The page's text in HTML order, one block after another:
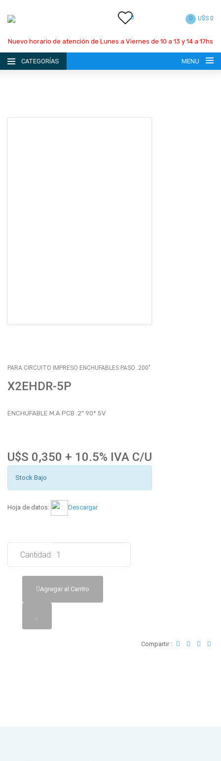
0 0 U$S 0
Nuevo horario de atención de Lunes a Viernes de 10 a 13 y 14 a 17hs
CATEGORÍAS MENU
PARA CIRCUITO IMPRESO ENCHUFABLES PASO .200"
X2EHDR-5P
ENCHUFABLE M.A PCB .2" 90* 5V
U$S 0,350 + 10.5% IVA C/U
Stock Bajo
Hoja de datos: Descargar
Cantidad:
Agregar al Carrito
Compartir :